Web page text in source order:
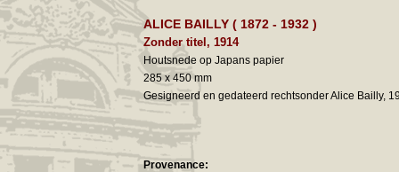
ALICE BAILLY ( 1872 - 1932 )
Zonder titel, 1914
Houtsnede op Japans papier
285 x 450 mm
Gesigneerd en gedateerd rechtsonder Alice Bailly,
Provenance: